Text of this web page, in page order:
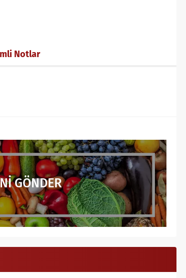
Notlar
GÖNDER